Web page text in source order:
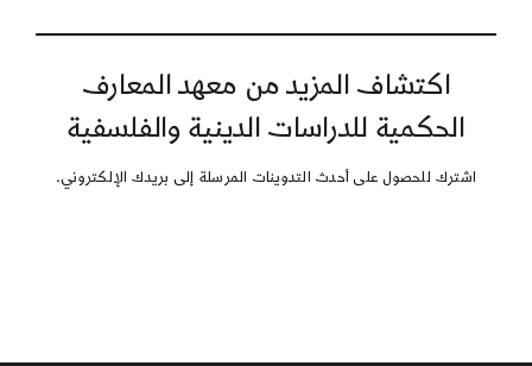
اكتشاف المزيد من معهد المعارف
الحكمية للدراسات الدينية والفلسفية
اشترك للحصول على أحدث التدوينات المرسلة إلى بريدك الإلكتروني.